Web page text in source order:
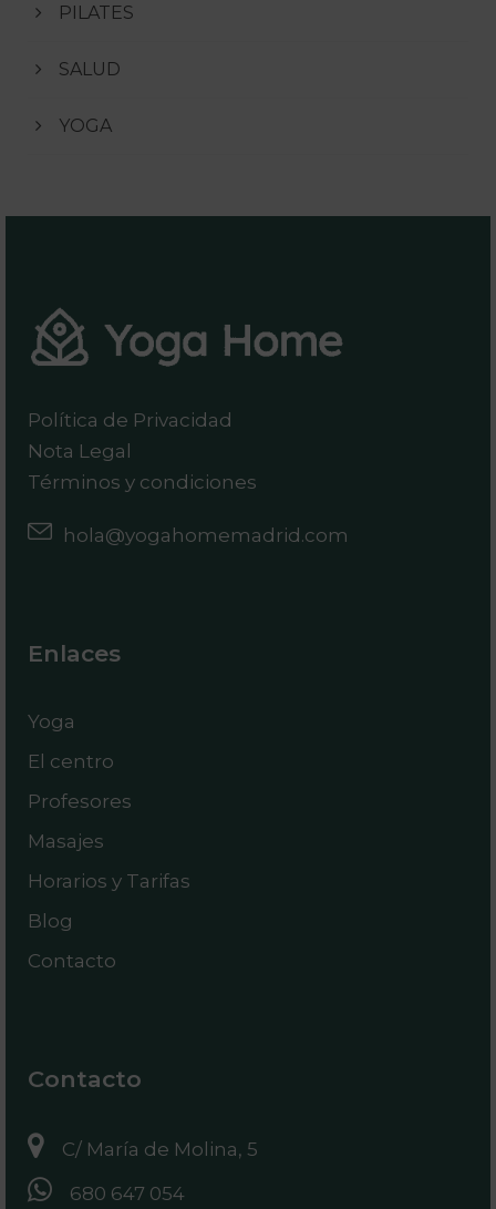
PILATES
SALUD
YOGA
Política de Privacidad
Nota Legal
Términos y condiciones
hola@yogahomemadrid.com
Enlaces
Yoga
El centro
Profesores
Masajes
Horarios y Tarifas
Blog
Contacto
Contacto
C/ María de Molina, 5
680 647 054